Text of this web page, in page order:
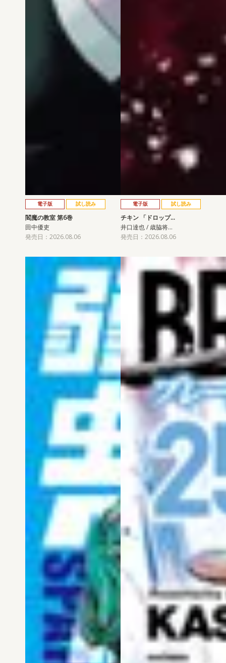
電子版 試し読み
閻魔の教室 第6巻
田中優吏
発売日：2026.08.06
電子版 試し読み
チキン 「ドロップ…
井口達也 / 歳脇将…
発売日：2026.08.06